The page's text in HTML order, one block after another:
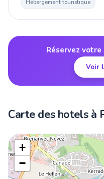
Hébergement touristique
Réservez
Voir
Carte des hotels à
+
−